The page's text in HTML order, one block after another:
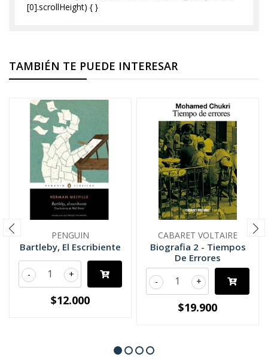
[0].scrollHeight) { }
TAMBIÉN TE PUEDE INTERESAR
PENGUIN
Bartleby, El Escribiente
+
-
$12.000
CABARET VOLTAIRE
Biografia 2 - Tiempos
De Errores
+
-
$19.900